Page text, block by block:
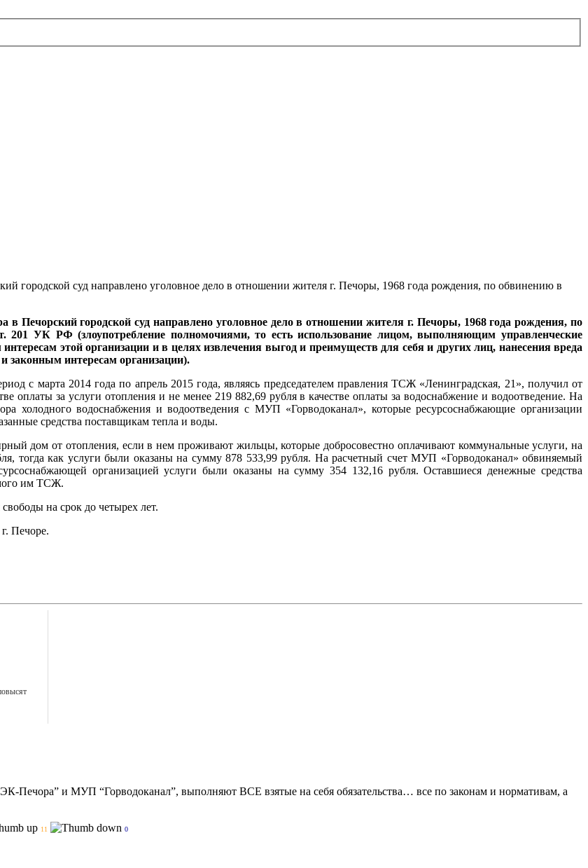
в Печорский городской суд направлено уголовное дело в отношении жителя г. Печоры, 1968 года рождения, по
201 УК РФ (злоупотребление полномочиями, то есть использование лицом, выполняющим управленческие
этой организации и в целях извлечения выгод и преимуществ для себя и других лиц, нанесения вреда
законным интересам организации).
с марта 2014 года по апрель 2015 года, являясь председателем правления ТСЖ «Ленинградская, 21», получил от
оплаты за услуги отопления и не менее 219 882,69 рубля в качестве оплаты за водоснабжение и водоотведение. На
холодного водоснабжения и водоотведения с МУП «Горводоканал», которые ресурсоснабжающие организации
средства поставщикам тепла и воды.
дом от отопления, если в нем проживают жильцы, которые добросовестно оплачивают коммунальные услуги, на
тогда как услуги были оказаны на сумму 878 533,99 рубля. На расчетный счет МУП «Горводоканал» обвиняемый
организацией услуги были оказаны на сумму 354 132,16 рубля. Оставшиеся денежные средства
им ТСЖ.
на срок до четырех лет.
Печоре.
Печора” и МУП “Горводоканал”, выполняют ВСЕ взятые на себя обязательства… все по законам и нормативам, а
11 0